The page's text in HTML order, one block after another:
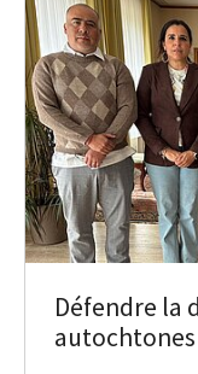
Défendre la
autochtones